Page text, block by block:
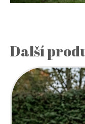
Další